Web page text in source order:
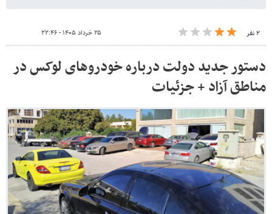
۲ نفر ۲۵ خرداد ۱۴۰۵ - ۲۲:۴۶
دستور جدید دولت درباره خودروهای لوکس در
مناطق آزاد + جزئیات